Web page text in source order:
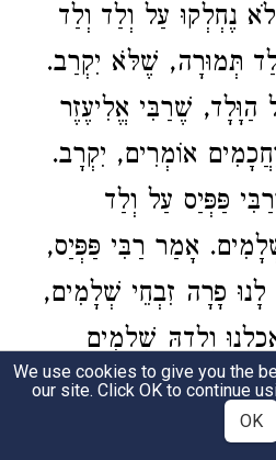
נֶחְלְקוּ עַל וְלַד וְלַד
תְּמוּרָה, שֶׁלֹּא יִקְרַב.
הַוָּלָד, שֶׁרַבִּי אֱלִיעֶזֶר
אוֹמְרִים, יִקְרָב.
פַּפְּיַס עַל וְלַד
אָמַר רַבִּי פַּפְּיַס,
פָרָה זִבְחֵי שְׁלָמִים,
וְלָדָהּ שְׁלָמִים
These are the sacrificial
We use cookies to give you the
our site. Click OK to continue
OK